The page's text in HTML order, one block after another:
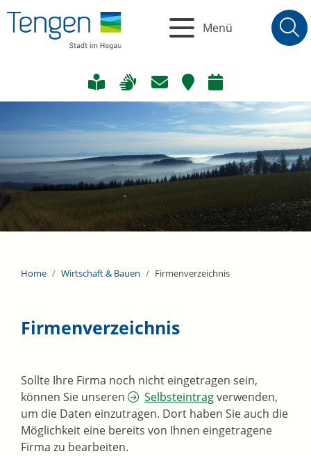
Menü
Home Wirtschaft & Bauen Firmenverzeichnis
Firmenverzeichnis
Sollte Ihre Firma noch nicht eingetragen sein,
können Sie unseren
Selbsteintragverwenden,
um die Daten einzutragen. Dort haben Sie auch die
Möglichkeit eine bereits von Ihnen eingetragene
Firma zu bearbeiten.